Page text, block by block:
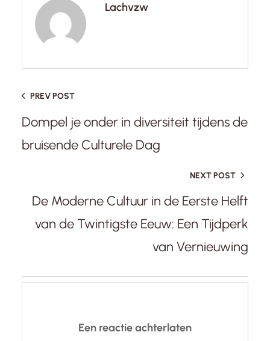
Lachvzw
PREV POST
Dompel je onder in diversiteit tijdens de
bruisende Culturele Dag
NEXT POST
De Moderne Cultuur in de Eerste Helft
van de Twintigste Eeuw: Een Tijdperk
van Vernieuwing
Een reactie achterlaten